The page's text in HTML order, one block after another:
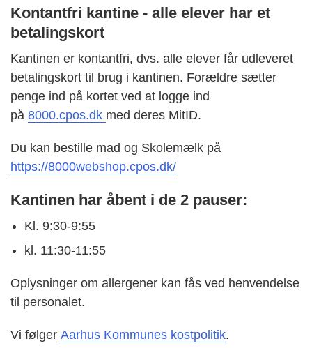
Kontantfri kantine - alle elever har et
betalingskort
Kantinen er kontantfri, dvs. alle elever får udleveret
betalingskort til brug i kantinen. Forældre sætter
penge ind på kortet ved at logge ind
på 8000.cpos.dk med deres MitID.
Du kan bestille mad og Skolemælk på
https://8000webshop.cpos.dk/
Kantinen har åbent i de 2 pauser:
Kl. 9:30-9:55
kl. 11:30-11:55
Oplysninger om allergener kan fås ved henvendelse
til personalet.
Vi følger Aarhus Kommunes kostpolitik.